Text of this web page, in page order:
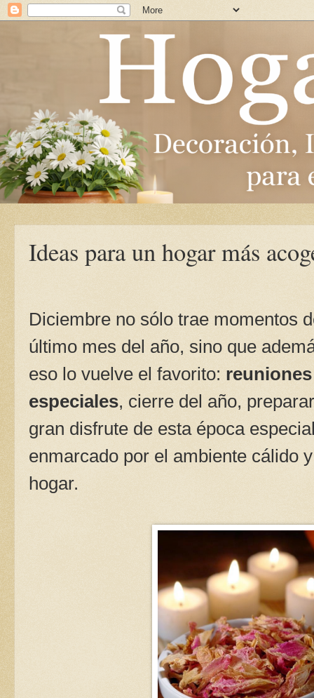
Ideas para un hogar más
Diciembre no sólo trae momentos
último mes del año, sino que
eso lo vuelve el favorito:
especiales, cierre del año,
gran disfrute de esta época
enmarcado por el ambiente cálido
hogar.